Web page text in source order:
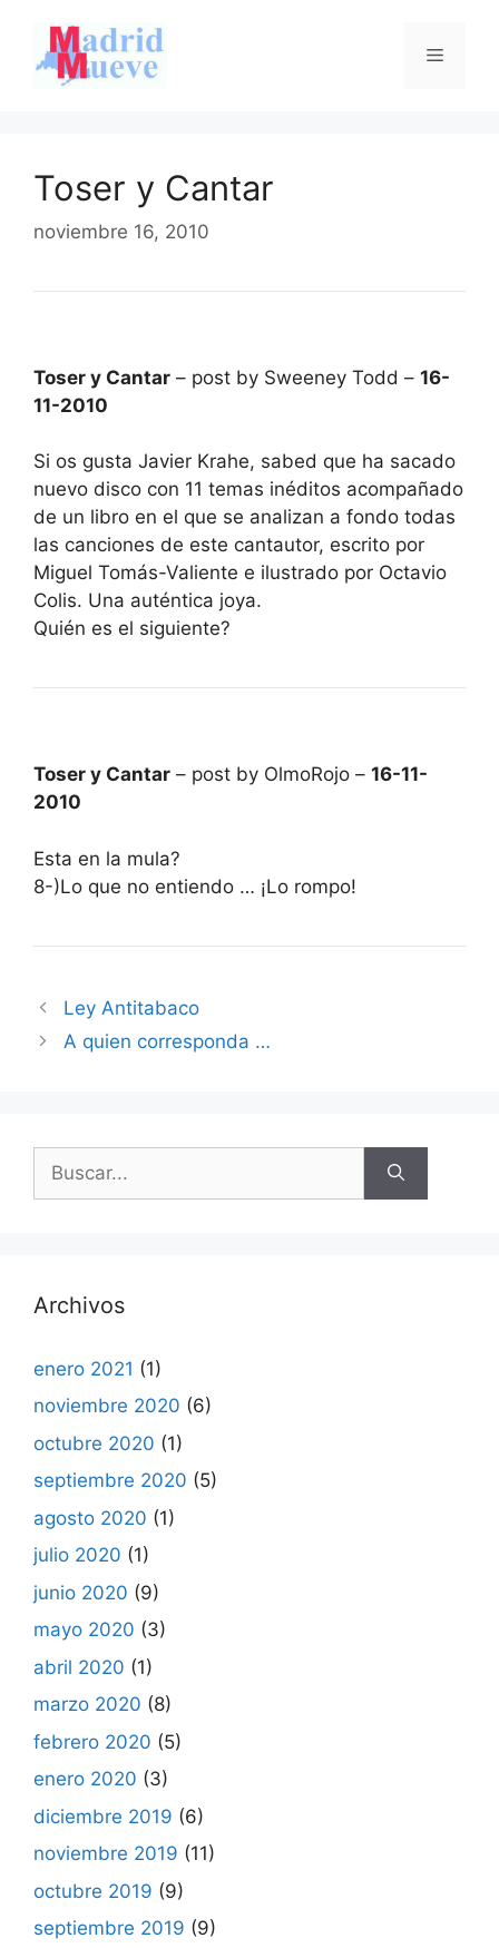
contenido
Menú
Toser y Cantar
noviembre 16, 2010
Toser y Cantar – post by Sweeney Todd – 16-
11-2010
Si os gusta Javier Krahe, sabed que ha sacado
nuevo disco con 11 temas inéditos acompañado
de un libro en el que se analizan a fondo todas
las canciones de este cantautor, escrito por
Miguel Tomás-Valiente e ilustrado por Octavio
Colis. Una auténtica joya.
Quién es el siguiente?
Toser y Cantar – post by OlmoRojo – 16-11-
2010
Esta en la mula?
8-)Lo que no entiendo … ¡Lo rompo!
Ley Antitabaco
A quien corresponda …
Archivos
enero 2021 (1)
noviembre 2020 (6)
octubre 2020 (1)
septiembre 2020 (5)
agosto 2020 (1)
julio 2020 (1)
junio 2020 (9)
mayo 2020 (3)
abril 2020 (1)
marzo 2020 (8)
febrero 2020 (5)
enero 2020 (3)
diciembre 2019 (6)
noviembre 2019 (11)
octubre 2019 (9)
septiembre 2019 (9)